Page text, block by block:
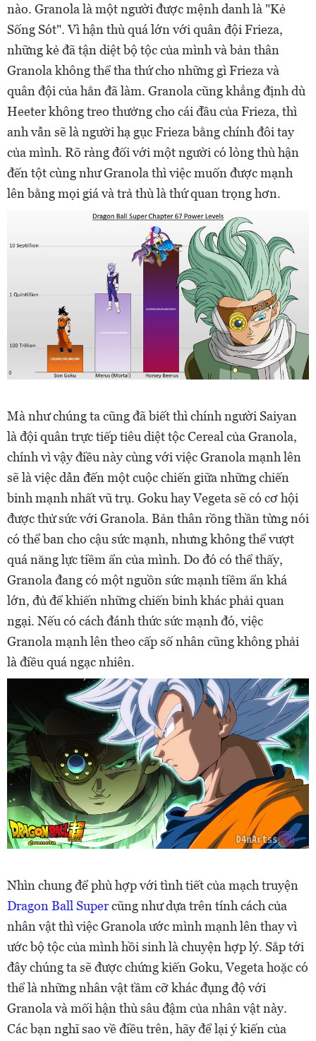
nào. Granola là một người được mệnh danh là "Kẻ
Sống Sót". Vì hận thù quá lớn với quân đội Frieza,
những kẻ đã tận diệt bộ tộc của mình và bản thân
Granola không thể tha thứ cho những gì Frieza và
quân đội của hắn đã làm. Granola cũng khẳng định dù
Heeter không treo thưởng cho cái đầu của Frieza, thì
anh vẫn sẽ là người hạ gục Frieza bằng chính đôi tay
của mình. Rõ ràng đối với một người có lòng thù hận
đến tột cùng như Granola thì việc muốn được mạnh
lên bằng mọi giá và trả thù là thứ quan trọng hơn.
Mà như chúng ta cũng đã biết thì chính người Saiyan
là đội quân trực tiếp tiêu diệt tộc Cereal của Granola,
chính vì vậy điều này cùng với việc Granola mạnh lên
sẽ là việc dẫn đến một cuộc chiến giữa những chiến
binh mạnh nhất vũ trụ. Goku hay Vegeta sẽ có cơ hội
được thử sức với Granola. Bản thân rồng thần từng nói
có thể ban cho cậu sức mạnh, nhưng không thể vượt
quá năng lực tiềm ẩn của mình. Do đó có thể thấy,
Granola đang có một nguồn sức mạnh tiềm ẩn khá
lớn, đủ để khiến những chiến binh khác phải quan
ngại. Nếu có cách đánh thức sức mạnh đó, việc
Granola mạnh lên theo cấp số nhân cũng không phải
là điều quá ngạc nhiên.
Nhìn chung để phù hợp với tình tiết của mạch truyện
Dragon Ball Supercũng như dựa trên tính cách của
nhân vật thì việc Granola ước mình mạnh lên thay vì
ước bộ tộc của mình hồi sinh là chuyện hợp lý. Sắp tới
đây chúng ta sẽ được chứng kiến Goku, Vegeta hoặc có
thể là những nhân vật tầm cỡ khác đụng độ với
Granola và mối hận thù sâu đậm của nhân vật này.
Các bạn nghĩ sao về điều trên, hãy để lại ý kiến của